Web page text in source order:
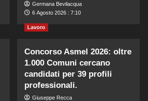
Germana Bevilacqua
6 Agosto 2026 : 7:10
Lavoro
Concorso Asmel 2026: oltre
1.000 Comuni cercano
candidati per 39 profili
professionali.
Giuseppe Recca